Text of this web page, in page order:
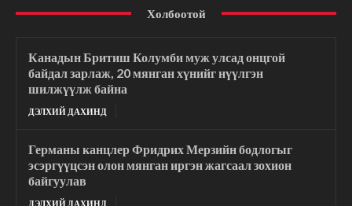
Холбоотой
Канадын Бритиш Колумби муж улсад онцгой
байдал зарлаж, 20 мянган хүнийг нүүлгэн
шилжүүлж байна
ДЭЛХИЙ ДАХИНД
Германы канцлер Фридрих Мерзийн бодлогыг
эсэргүүцсэн олон мянган иргэн жагсаал зохион
байгуулав
ДЭЛХИЙ ДАХИНД